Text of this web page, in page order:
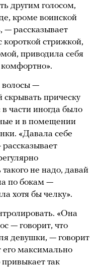
другим голосом,
кроме воинской
— рассказывает
короткой стрижкой,
приводила себя
комфортно».
волосы —
прическу
части иногда было
и в помещении
«Давала себе
рассказывает
не надо, давай
по бокам —
хотя бы челку».
«Она
— говорит, что
девушки, — говорит
его максимально
так